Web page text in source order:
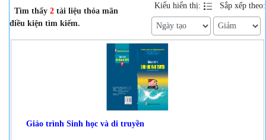
Tìm thấy 2 tài liệu thỏa mãn
điều kiện tìm kiếm.
Kiểu hiển thị: Sắp xếp theo:
Giáo trình Sinh học và di truyền